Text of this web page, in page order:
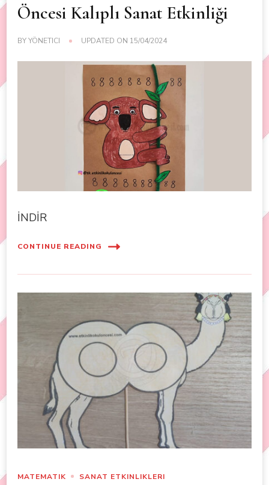
Öncesi Kalıplı Sanat Etkinliği
BYYÖNETICI UPDATED ON 15/04/2024
İNDİR
CONTINUE READING
MATEMATIK SANAT ETKINLIKLERI